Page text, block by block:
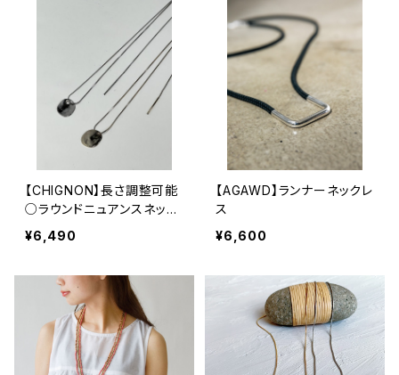
【CHIGNON】長さ調整可能
○ラウンドニュアンスネック
レス [0041-094KK]
¥6,490
【AGAWD】ランナーネックレ
ス
¥6,600